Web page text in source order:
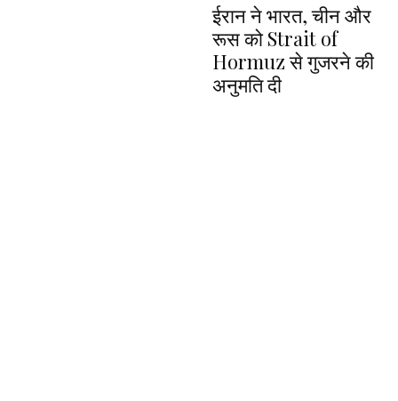
ईरान ने भारत, चीन और
रूस को Strait of
Hormuz से गुजरने की
अनुमति दी